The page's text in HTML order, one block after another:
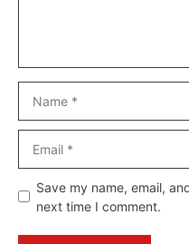
Website
Save my name, email,
next time I comment.